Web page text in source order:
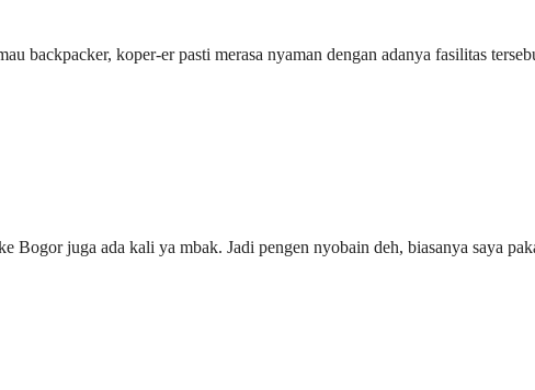
backpacker, koper-er pasti merasa nyaman dengan adanya fasilitas
Bogor juga ada kali ya mbak. Jadi pengen nyobain deh, biasanya saya